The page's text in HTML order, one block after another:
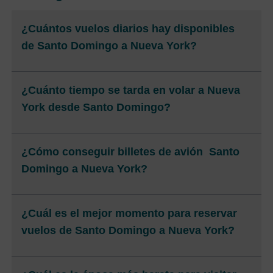
¿Cuántos vuelos diarios hay disponibles
de Santo Domingo a Nueva York?
¿Cuánto tiempo se tarda en volar a Nueva
York desde Santo Domingo?
¿Cómo conseguir billetes de avión Santo
Domingo a Nueva York?
¿Cuál es el mejor momento para reservar
vuelos de Santo Domingo a Nueva York?